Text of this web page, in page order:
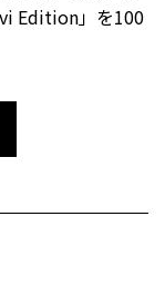
Edition」を100